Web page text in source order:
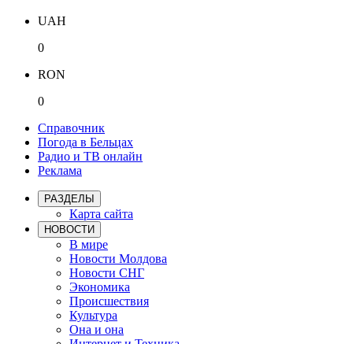
UAH
0
RON
0
Справочник
Погода в Бельцах
Радио и ТВ онлайн
Реклама
РАЗДЕЛЫ
Карта сайта
НОВОСТИ
В мире
Новости Молдова
Новости СНГ
Экономика
Происшествия
Культура
Она и она